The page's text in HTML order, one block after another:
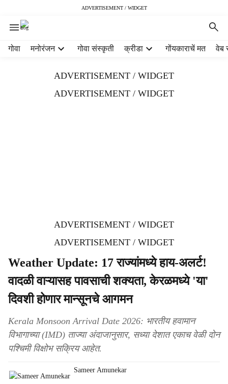
ADVERTISEMENT / WIDGET
गोवा मनोरंजन गोवा संस्कृती क्रीडा गोंयकाराचें मत वेब
ADVERTISEMENT / WIDGET
ADVERTISEMENT / WIDGET
ADVERTISEMENT / WIDGET
ADVERTISEMENT / WIDGET
Weather Update: 17 राज्यांमध्ये हाय-अलर्ट!
वादळी वाऱ्यासह पावसाची शक्यता, केरळमध्ये 'या'
दिवशी होणार मान्सूनचे आगमन
Kerala Monsoon Arrival Date 2026: भारतीय हवामान
विभागाच्या (IMD) ताज्या अंदाजानुसार, सध्या देशात एकाच वेळी दोन
पश्चिमी विक्षोभ सक्रिय आहेत.
Sameer Amunekar